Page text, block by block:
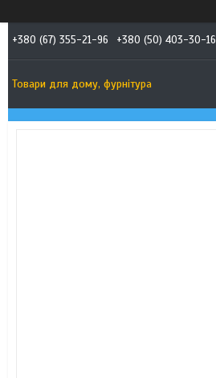
+380 (67) 355-21-96 +380 (50) 403-30-16
Товари для дому, фурнітура